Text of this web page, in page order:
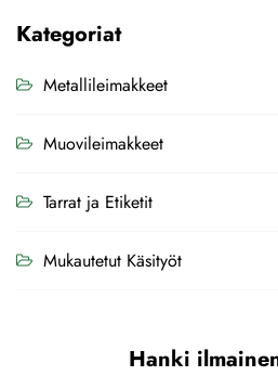
Kategoriat
Metallileimakkeet
Muovileimakkeet
Tarrat ja Etiketit
Mukautetut Käsityöt
Hanki